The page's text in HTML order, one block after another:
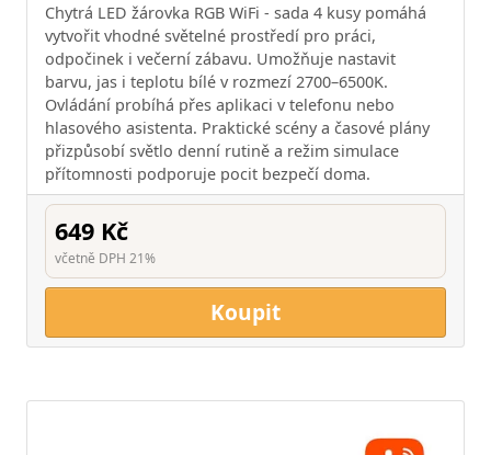
Chytrá LED žárovka RGB WiFi - sada 4 kusy pomáhá
vytvořit vhodné světelné prostředí pro práci,
odpočinek i večerní zábavu. Umožňuje nastavit
barvu, jas i teplotu bílé v rozmezí 2700–6500K.
Ovládání probíhá přes aplikaci v telefonu nebo
hlasového asistenta. Praktické scény a časové plány
přizpůsobí světlo denní rutině a režim simulace
přítomnosti podporuje pocit bezpečí doma.
649 Kč
včetně DPH 21%
Koupit